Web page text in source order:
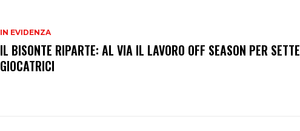
IN EVIDENZA
IL BISONTE RIPARTE: AL VIA IL LAVORO OFF SEASON PER SETTE
GIOCATRICI